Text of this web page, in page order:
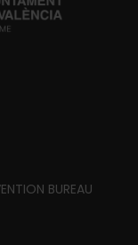
BUREAU